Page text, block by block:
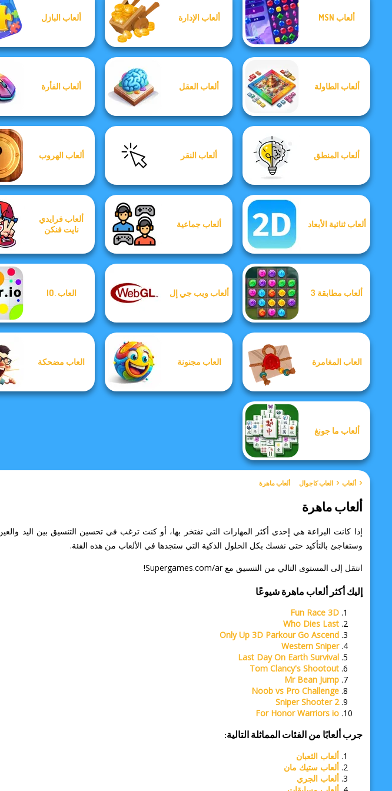
ألعاب MSN ألعاب الإدارة ألعاب البازل
ألعاب الطاولة ألعاب العقل ألعاب الفأرة
ألعاب المنطق ألعاب النقر ألعاب الهروب
ألعاب ثنائية الأبعاد ألعاب جماعية
ألعاب فرايدي
نايت فنكن
ألعاب مطابقة 3 ألعاب ويب جي إل العاب .IO
العاب المغامرة العاب مجنونة العاب مضحكة
ألعاب ما جونغ
ألعاب العاب كاجوال ألعاب ماهرة
ألعاب ماهرة
إذا كانت البراعة هي إحدى أكثر المهارات التي تفتخر بها، أو كنت ترغب في تحسين التنسيق بين اليد
وستفاجئ بالتأكيد حتى نفسك بكل الحلول الذكية التي ستجدها في الألعاب من هذه الفئة.
انتقل إلى المستوى التالي من التنسيق مع Supergames.com/ar!
إليك أكثر ألعاب ماهرة شيوعًا
Fun Race 3D
Who Dies Last
Only Up 3D Parkour Go Ascend
Western Sniper
Last Day On Earth Survival
Tom Clancy's Shootout
Mr Bean Jump
Noob vs Pro Challenge
Sniper Shooter 2
For Honor Warriors io
جرب ألعابًا من الفئات المماثلة التالية:
ألعاب الثعبان
ألعاب ستيك مان
ألعاب الجري